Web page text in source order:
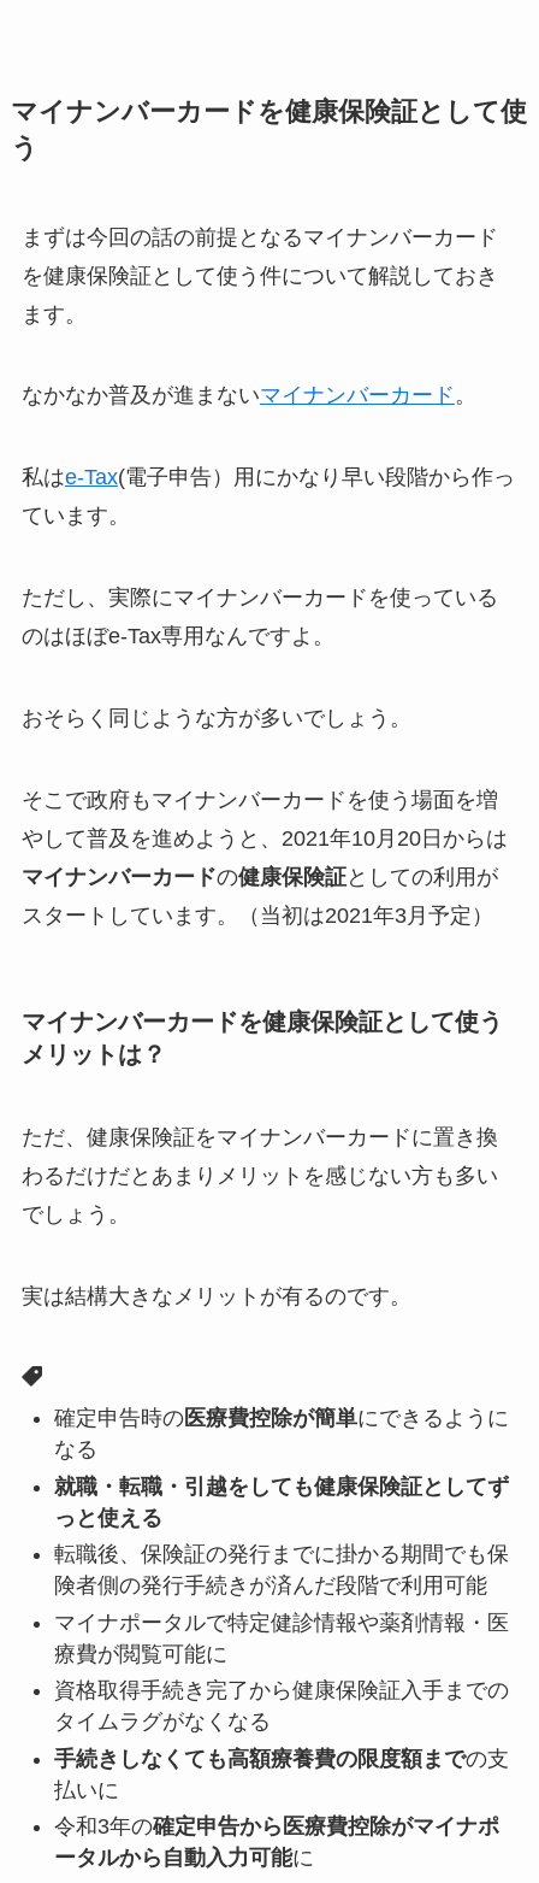
マイナンバーカードを健康保険証として使
う
まずは今回の話の前提となるマイナンバーカード
を健康保険証として使う件について解説しておき
ます。
なかなか普及が進まないマイナンバーカード。
私はe-Tax(電子申告）用にかなり早い段階から作っ
ています。
ただし、実際にマイナンバーカードを使っている
のはほぼe-Tax専用なんですよ。
おそらく同じような方が多いでしょう。
そこで政府もマイナンバーカードを使う場面を増
やして普及を進めようと、2021年10月20日からは
マイナンバーカードの健康保険証としての利用が
スタートしています。（当初は2021年3月予定）
マイナンバーカードを健康保険証として使う
メリットは？
ただ、健康保険証をマイナンバーカードに置き換
わるだけだとあまりメリットを感じない方も多い
でしょう。
実は結構大きなメリットが有るのです。
確定申告時の医療費控除が簡単にできるように
なる
就職・転職・引越をしても健康保険証としてず
っと使える
転職後、保険証の発行までに掛かる期間でも保
険者側の発行手続きが済んだ段階で利用可能
マイナポータルで特定健診情報や薬剤情報・医
療費が閲覧可能に
資格取得手続き完了から健康保険証入手までの
タイムラグがなくなる
手続きしなくても高額療養費の限度額までの支
払いに
令和3年の確定申告から医療費控除がマイナポ
ータルから自動入力可能に